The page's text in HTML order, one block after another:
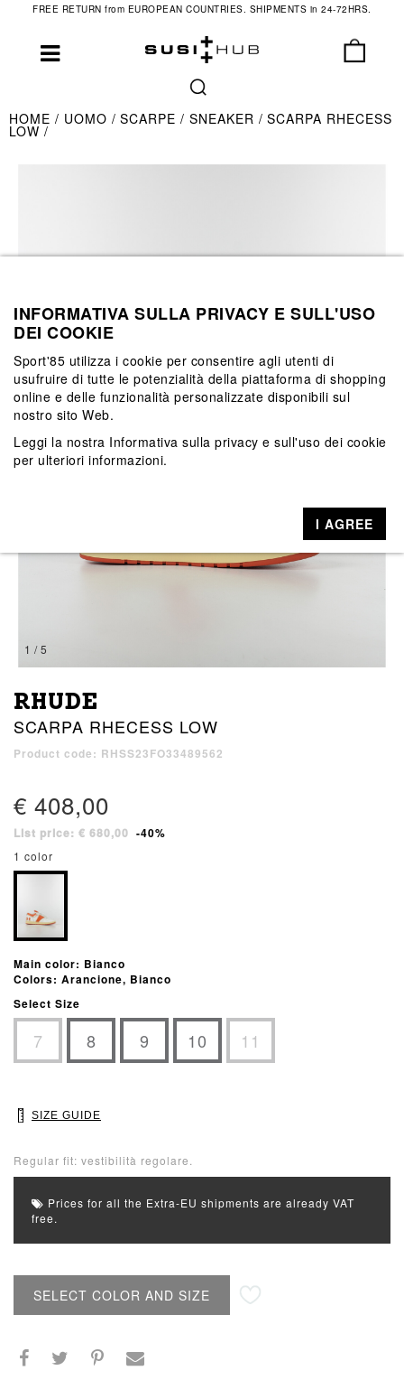
FREE RETURN from EUROPEAN COUNTRIES. SHIPMENTS in 24-72HRS.
HOME UOMO SCARPE SNEAKER SCARPA RHECESS
LOW
1 / 5
RHUDE
SCARPA RHECESS LOW
Product code: RHSS23FO33489562
€ 408,00
List price: € 680,00 -40%
1 color
Main color: Bianco
Colors: Arancione, Bianco
Select Size
7 8 9 10 11
SIZE GUIDE
Regular fit: vestibilità regolare.
Prices for all the Extra-EU shipments are already VAT
free.
SELECT COLOR AND SIZE
INFORMATIVA SULLA PRIVACY E SULL'USO
DEI COOKIE
Sport'85 utilizza i cookie per consentire agli utenti di
usufruire di tutte le potenzialità della piattaforma di shopping
online e delle funzionalità personalizzate disponibili sul
nostro sito Web.
Leggi la nostra Informativa sulla privacy e sull'uso dei cookie
per ulteriori informazioni.
I AGREE